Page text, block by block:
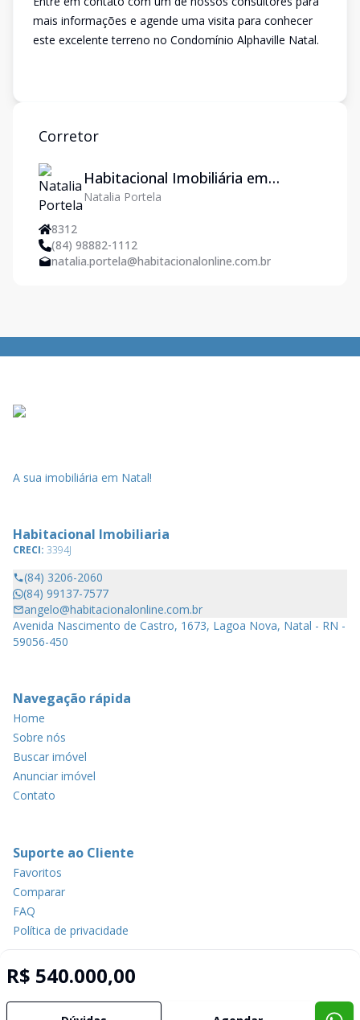
mais informações e agende uma visita para conhecer
este excelente terreno no Condomínio Alphaville Natal.
Corretor
Habitacional Imobiliária em
Natal/RN - Imoveis em Natal
Natalia Portela
8312
(84) 98882-1112
natalia.portela@habitacionalonline.com.br
R$ 540.000,00
A sua imobiliária em Natal!
Habitacional Imobiliaria
CRECI: 3394J
(84) 3206-2060
(84) 99137-7577
angelo@habitacionalonline.com.br
Avenida Nascimento de Castro, 1673, Lagoa Nova, Natal - RN -
59056-450
Navegação rápida
Home
Sobre nós
Buscar imóvel
Anunciar imóvel
Contato
Suporte ao Cliente
Favoritos
Comparar
FAQ
Política de privacidade
Selo de Tecnologia Loft